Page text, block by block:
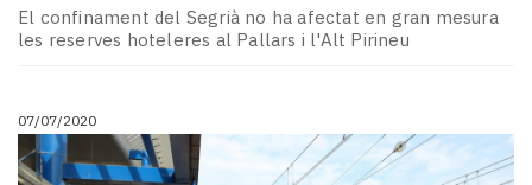
El confinament del Segrià no ha afectat en gran mesura
les reserves hoteleres al Pallars i l'Alt Pirineu
07/07/2020